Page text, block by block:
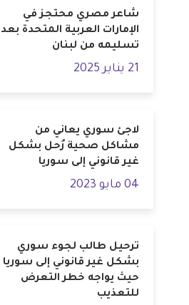
شاعر مصري محتجز في
الإمارات العربية المتحدة بعد
تسليمه من لبنان
21 يناير 2025
لاجئ سوري يعاني من
مشاكل صحية رُحل بشكل
غير قانوني إلى سوريا
04 مايو 2023
ترحيل طالب لجوء سوري
بشكل غير قانوني إلى سوريا
حيث يواجه خطر التعرض
للتعذيب